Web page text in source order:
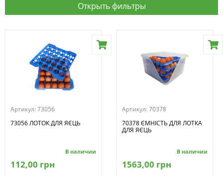
Открыть фильтры
Артикул: 73056
73056 ЛОТОК ДЛЯ ЯЄЦЬ
В наличии
112,00 грн
Артикул: 70378
70378 ЄМНІСТЬ ДЛЯ ЛОТКА
ДЛЯ ЯЄЦЬ
В наличии
1563,00 грн